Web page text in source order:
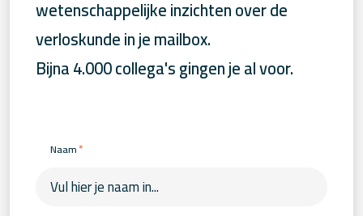
wetenschappelijke inzichten over de
verloskunde in je mailbox.
Bijna 4.000 collega's gingen je al voor.
Naam*